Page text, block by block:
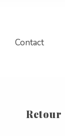
Contact
Retour